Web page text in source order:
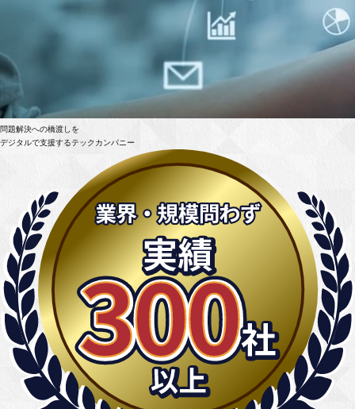
問題解決への橋渡しを
デジタルで支援するテックカンパニー